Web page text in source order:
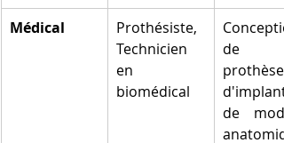
Médical
Prothésiste,
Technicien
en
biomédical
de
prothèses,
de